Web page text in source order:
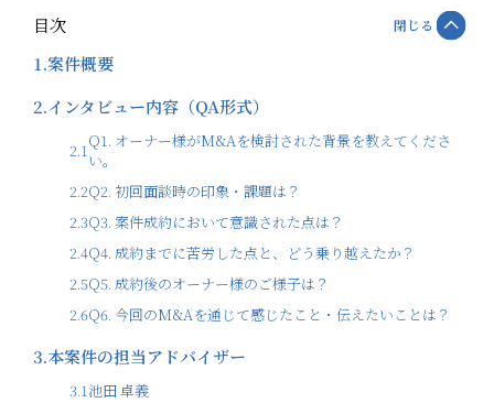
目次 閉じる
1.案件概要
2.インタビュー内容（QA形式）
2.1Q1. オーナー様がM&Aを検討された背景を教えてくださ
い。
2.2Q2. 初回面談時の印象・課題は？
2.3Q3. 案件成約において意識された点は？
2.4Q4. 成約までに苦労した点と、どう乗り越えたか？
2.5Q5. 成約後のオーナー様のご様子は？
2.6Q6. 今回のM&Aを通じて感じたこと・伝えたいことは？
3.本案件の担当アドバイザー
3.1池田 卓義